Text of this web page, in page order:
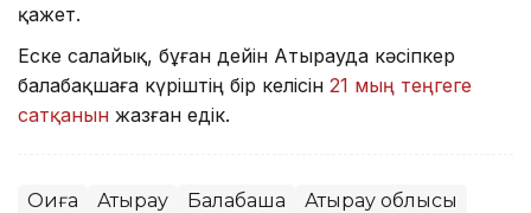
қажет.
Еске салайық, бұған дейін Атырауда кәсіпкер
балабақшаға күріштің бір келісін 21 мың теңгеге
сатқанын жазған едік.
Оқиға Атырау Балабақша Атырау облысы